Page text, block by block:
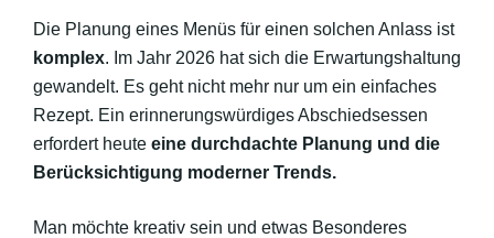
Die Planung eines Menüs für einen solchen Anlass ist
komplex. Im Jahr 2026 hat sich die Erwartungshaltung
gewandelt. Es geht nicht mehr nur um ein einfaches
Rezept. Ein erinnerungswürdiges Abschiedsessen
erfordert heute eine durchdachte Planung und die
Berücksichtigung moderner Trends.
Man möchte kreativ sein und etwas Besonderes